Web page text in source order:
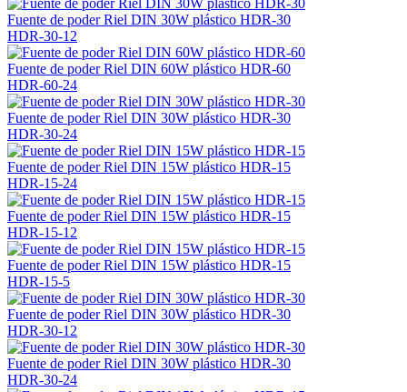
Fuente de poder Riel DIN 30W plástico HDR-30
HDR-30-12
Fuente de poder Riel DIN 60W plástico HDR-60
HDR-60-24
Fuente de poder Riel DIN 30W plástico HDR-30
HDR-30-24
Fuente de poder Riel DIN 15W plástico HDR-15
HDR-15-24
Fuente de poder Riel DIN 15W plástico HDR-15
HDR-15-12
Fuente de poder Riel DIN 15W plástico HDR-15
HDR-15-5
Fuente de poder Riel DIN 30W plástico HDR-30
HDR-30-12
Fuente de poder Riel DIN 30W plástico HDR-30
HDR-30-24